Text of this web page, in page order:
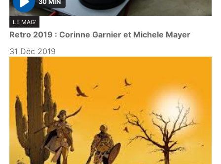
P
l
a
y
30 MIN
LE MAG'
Retro 2019 : Corinne Garnier et Michele Mayer
31 Déc 2019